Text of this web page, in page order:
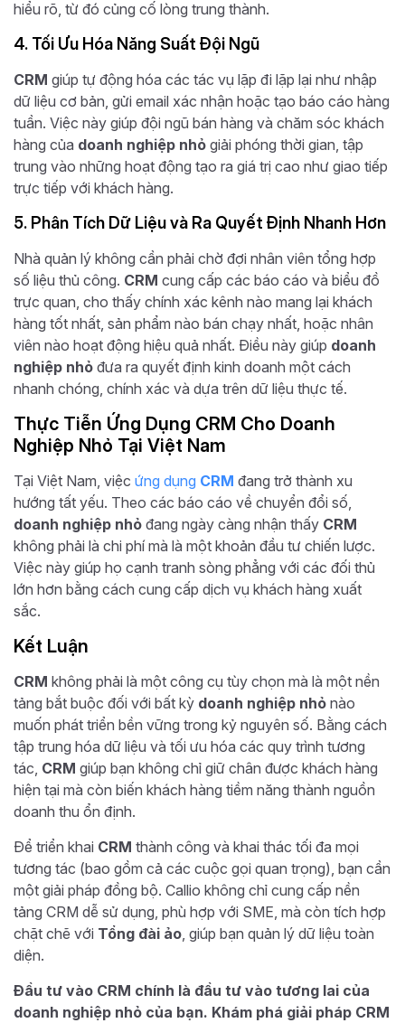
hiểu rõ, từ đó củng cố lòng trung thành.
4. Tối Ưu Hóa Năng Suất Đội Ngũ
CRM giúp tự động hóa các tác vụ lặp đi lặp lại như nhập
dữ liệu cơ bản, gửi email xác nhận hoặc tạo báo cáo hàng
tuần. Việc này giúp đội ngũ bán hàng và chăm sóc khách
hàng của doanh nghiệp nhỏ giải phóng thời gian, tập
trung vào những hoạt động tạo ra giá trị cao như giao tiếp
trực tiếp với khách hàng.
5. Phân Tích Dữ Liệu và Ra Quyết Định Nhanh Hơn
Nhà quản lý không cần phải chờ đợi nhân viên tổng hợp
số liệu thủ công. CRM cung cấp các báo cáo và biểu đồ
trực quan, cho thấy chính xác kênh nào mang lại khách
hàng tốt nhất, sản phẩm nào bán chạy nhất, hoặc nhân
viên nào hoạt động hiệu quả nhất. Điều này giúp doanh
nghiệp nhỏ đưa ra quyết định kinh doanh một cách
nhanh chóng, chính xác và dựa trên dữ liệu thực tế.
Thực Tiễn Ứng Dụng CRM Cho Doanh
Nghiệp Nhỏ Tại Việt Nam
Tại Việt Nam, việc ứng dụng CRM đang trở thành xu
hướng tất yếu. Theo các báo cáo về chuyển đổi số,
doanh nghiệp nhỏ đang ngày càng nhận thấy CRM
không phải là chi phí mà là một khoản đầu tư chiến lược.
Việc này giúp họ cạnh tranh sòng phẳng với các đối thủ
lớn hơn bằng cách cung cấp dịch vụ khách hàng xuất
sắc.
Kết Luận
CRM không phải là một công cụ tùy chọn mà là một nền
tảng bắt buộc đối với bất kỳ doanh nghiệp nhỏ nào
muốn phát triển bền vững trong kỷ nguyên số. Bằng cách
tập trung hóa dữ liệu và tối ưu hóa các quy trình tương
tác, CRM giúp bạn không chỉ giữ chân được khách hàng
hiện tại mà còn biến khách hàng tiềm năng thành nguồn
doanh thu ổn định.
Để triển khai CRM thành công và khai thác tối đa mọi
tương tác (bao gồm cả các cuộc gọi quan trọng), bạn cần
một giải pháp đồng bộ. Callio không chỉ cung cấp nền
tảng CRM dễ sử dụng, phù hợp với SME, mà còn tích hợp
chặt chẽ với Tổng đài ảo , giúp bạn quản lý dữ liệu toàn
diện.
Đầu tư vào CRM chính là đầu tư vào tương lai của
doanh nghiệp nhỏ của bạn. Khám phá giải pháp CRM